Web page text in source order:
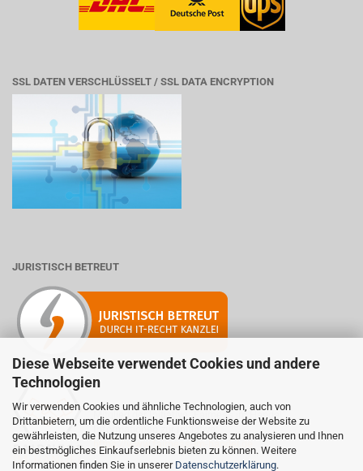
Diese Webseite verwendet Cookies und andere
Technologien
Wir verwenden Cookies und ähnliche Technologien, auch von
Drittanbietern, um die ordentliche Funktionsweise der Website zu
gewährleisten, die Nutzung unseres Angebotes zu analysieren und Ihnen
ein bestmögliches Einkaufserlebnis bieten zu können. Weitere
Informationen finden Sie in unserer Datenschutzerklärung.
SSL DATEN VERSCHLÜSSELT / SSL DATA ENCRYPTION
JURISTISCH BETREUT
Mitglied der Initiative "Fairness im Handel".
Informationen zur Initiative:
https://www.fairness-im-handel.de